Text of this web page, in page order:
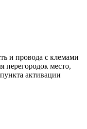
и провода с клемами
перегородок место,
активации